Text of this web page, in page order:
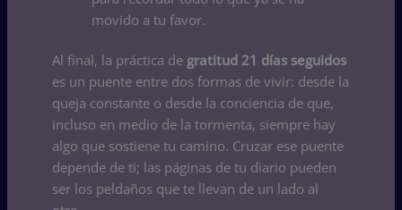
movido a tu favor.
Al final, la práctica de gratitud 21 días seguidos
es un puente entre dos formas de vivir: desde la
queja constante o desde la conciencia de que,
incluso en medio de la tormenta, siempre hay
algo que sostiene tu camino. Cruzar ese puente
depende de ti; las páginas de tu diario pueden
ser los peldaños que te llevan de un lado al